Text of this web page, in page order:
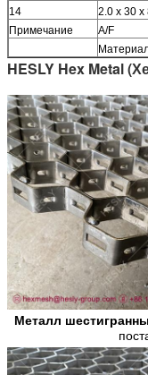
14
2.0 х 30
Примечание
A/F
HESLY Hex Metal
Металл